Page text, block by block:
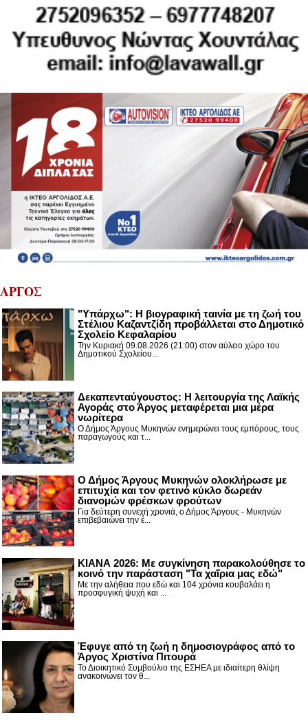
ΑΡΓΟΣ
"Υπάρχω": Η βιογραφική ταινία με τη ζωή του
Στέλιου Καζαντζίδη προβάλλεται στο Δημοτικό
Σχολείο Κεφαλαρίου
Την Κυριακή 09.08.2026 (21:00) στον αύλειο χώρο του
Δημοτικού Σχολείου...
Δεκαπενταύγουστος: H λειτουργία της Λαϊκής
Αγοράς στο Άργος μεταφέρεται μια μέρα
νωρίτερα
Ο Δήμος Άργους Μυκηνών ενημερώνει τους εμπόρους, τους
παραγωγούς και τ...
Ο Δήμος Άργους Μυκηνών ολοκλήρωσε με
επιτυχία και τον φετινό κύκλο δωρεάν
διανομών φρέσκων φρούτων
Για δεύτερη συνεχή χρονιά, ο Δήμος Άργους - Μυκηνών
επιβεβαιώνει την έ...
ΚΙΑΝΑ 2026: Με συγκίνηση παρακολούθησε το
κοινό την παράσταση "Τα χαΐρια μας εδώ"
Με την αλήθεια που εδώ και 104 χρόνια κουβαλάει η
προσφυγική ψυχή και ...
Έφυγε από τη ζωή η δημοσιογράφος από το
Άργος Χριστίνα Πιτουρά
Το Διοικητικό Συμβούλιο της ΕΣΗΕΑ με ιδιαίτερη θλίψη
ανακοινώνει τον θ...